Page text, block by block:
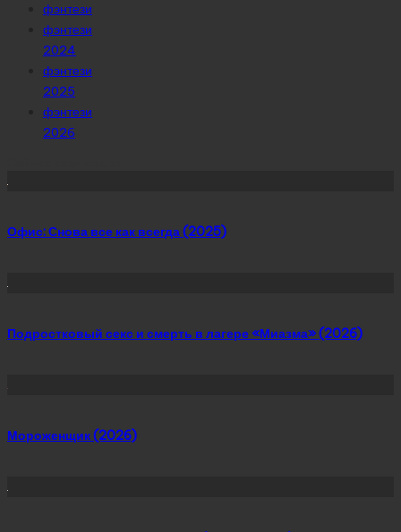
фэнтези
фэнтези
2024
фэнтези
2025
фэнтези
2026
Офис: Снова все как всегда (2025)
Подростковый секс и смерть в лагере «Миазма» (2026)
Мороженщик (2026)